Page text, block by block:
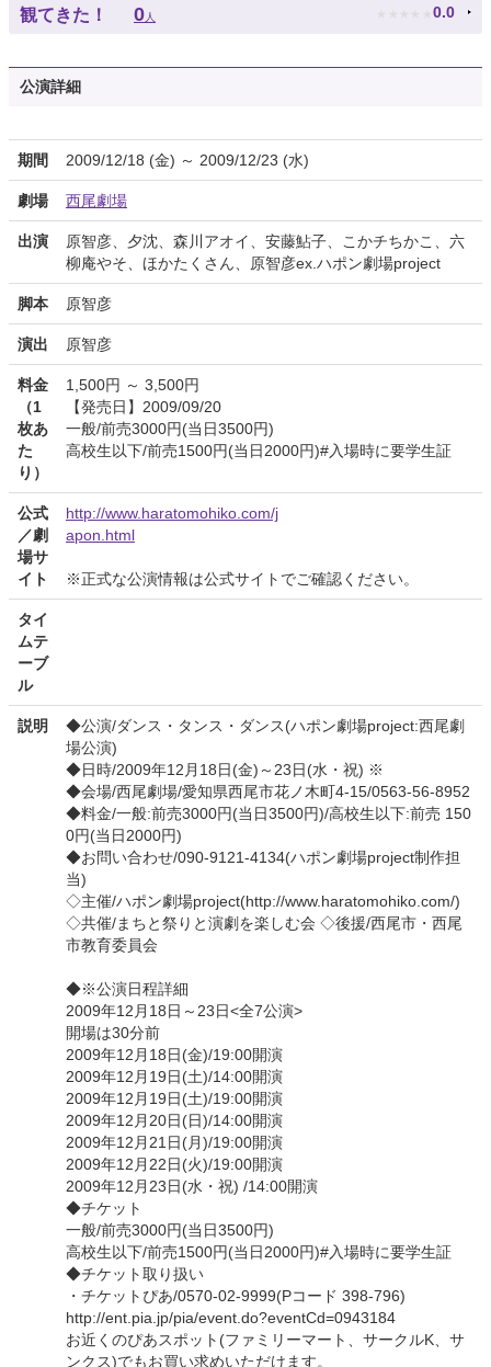
観てきた！ 0 人 ★ ★ ★ ★ ★ 0.0
公演詳細
期間 2009/12/18 (金) ～ 2009/12/23 (水)
劇場 西尾劇場
出演
原智彦、夕沈、森川アオイ、安藤鮎子、こかチちかこ、六
柳庵やそ、ほかたくさん、原智彦ex.ハポン劇場project
脚本 原智彦
演出 原智彦
料金
（1
枚あ
た
り）
1,500円 ～ 3,500円
【発売日】2009/09/20
一般/前売3000円(当日3500円)
高校生以下/前売1500円(当日2000円)#入場時に要学生証
公式
／劇
場サ
イト
http://www.haratomohiko.com/j
apon.html
※正式な公演情報は公式サイトでご確認ください。
タイ
ムテ
ーブ
ル
説明
◆公演/ダンス・タンス・ダンス(ハポン劇場project:西尾劇
場公演)
◆日時/2009年12月18日(金)～23日(水・祝) ※
◆会場/西尾劇場/愛知県西尾市花ノ木町4-15/0563-56-8952
◆料金/一般:前売3000円(当日3500円)/高校生以下:前売 150
0円(当日2000円)
◆お問い合わせ/090-9121-4134(ハポン劇場project制作担
当)
◇主催/ハポン劇場project(http://www.haratomohiko.com/)
◇共催/まちと祭りと演劇を楽しむ会 ◇後援/西尾市・西尾
市教育委員会
◆※公演日程詳細
2009年12月18日～23日<全7公演>
開場は30分前
2009年12月18日(金)/19:00開演
2009年12月19日(土)/14:00開演
2009年12月19日(土)/19:00開演
2009年12月20日(日)/14:00開演
2009年12月21日(月)/19:00開演
2009年12月22日(火)/19:00開演
2009年12月23日(水・祝) /14:00開演
◆チケット
一般/前売3000円(当日3500円)
高校生以下/前売1500円(当日2000円)#入場時に要学生証
◆チケット取り扱い
・チケットぴあ/0570-02-9999(Pコード 398-796)
http://ent.pia.jp/pia/event.do?eventCd=0943184
お近くのぴあスポット(ファミリーマート、サークルK、サ
ンクス)でもお買い求めいただけます。